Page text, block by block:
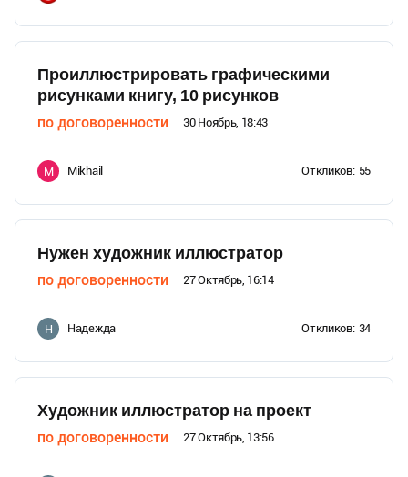
Проиллюстрировать графическими
рисунками книгу, 10 рисунков
по договоренности 30 Ноябрь, 18:43
M Mikhail Откликов: 55
Нужен художник иллюстратор
по договоренности 27 Октябрь, 16:14
Н Надежда Откликов: 34
Художник иллюстратор на проект
по договоренности 27 Октябрь, 13:56